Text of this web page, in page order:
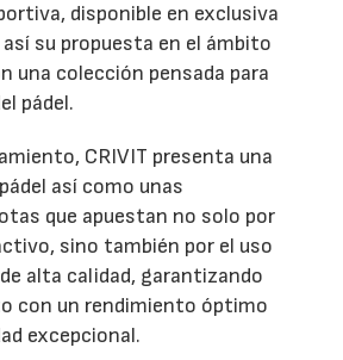
disponible en exclusiva
así su propuesta en el ámbito
una colección pensada para
pádel.
CRIVIT presenta una
así como unas
que apuestan no solo por
sino también por el uso
alta calidad, garantizando
con un rendimiento óptimo
excepcional.